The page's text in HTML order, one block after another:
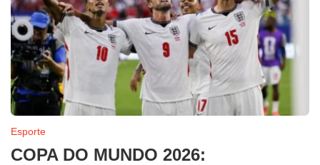
Esporte
COPA DO MUNDO 2026: